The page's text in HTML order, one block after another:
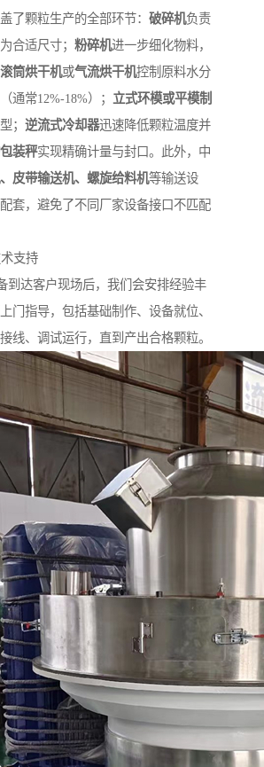
了颗粒生产的全部环节： 破碎机负责
合适尺寸； 粉碎机进一步细化物料，
滚筒烘干机或气流烘干机控制原料水分
通常12%-18%）； 立式环模或平模制
； 逆流式冷却器迅速降低颗粒温度并
装秤实现精确计量与封口。此外，中
皮带输送机、螺旋给料机等输送设
套，避免了不同厂家设备接口不匹配
支持
到达客户现场后，我们会安排经验丰
门指导，包括基础制作、设备就位、
线、调试运行，直到产出合格颗粒。